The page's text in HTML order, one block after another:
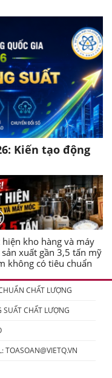
Kiến tạo động
hiện kho hàng và máy
xuất gần 3,5 tấn mỹ
không có tiêu chuẩn
CHẤT LƯỢNG
SUẤT CHẤT LƯỢNG
TOASOAN@VIETQ.VN